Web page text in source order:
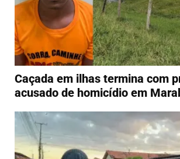
Caçada em ilhas termina com
acusado de homicídio em